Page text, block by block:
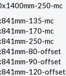
250-mc
135-mc
170-mc
250-mc
80-offset
90-offset
120-offset